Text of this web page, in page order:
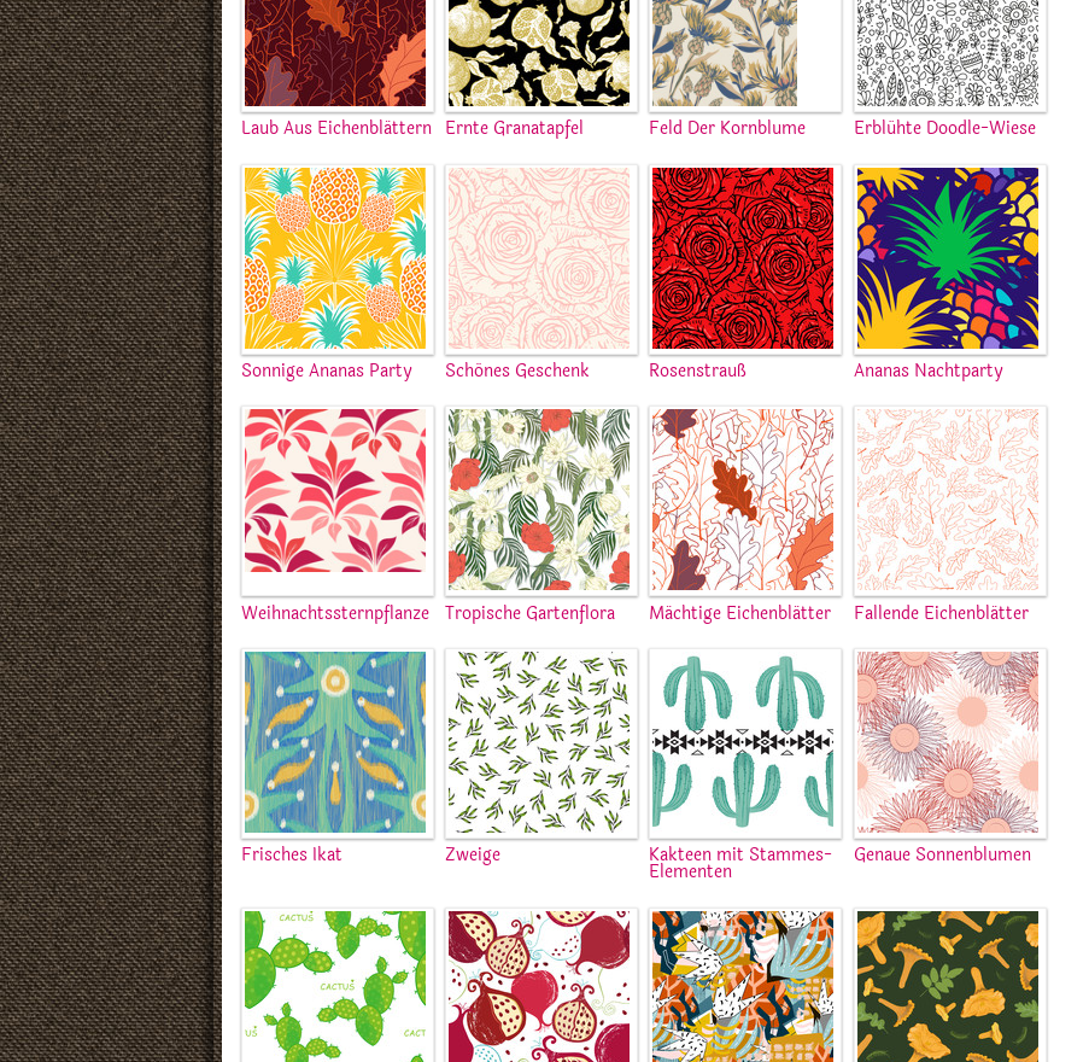
Laub Aus Eichenblättern Ernte Granatapfel Feld Der Kornblume Erblühte Doodle-Wiese
Sonnige Ananas Party Schönes Geschenk Rosenstrauß Ananas Nachtparty
Weihnachtssternpflanze Tropische Gartenflora Mächtige Eichenblätter Fallende Eichenblätter
Frisches Ikat Zweige Kakteen mit Stammes-
Elementen
Genaue Sonnenblumen